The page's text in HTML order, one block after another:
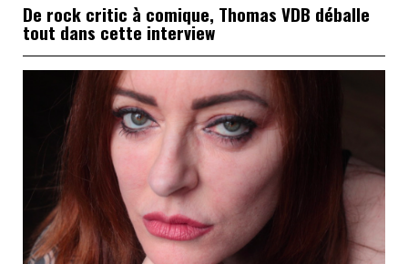
De rock critic à comique, Thomas VDB déballe
tout dans cette interview